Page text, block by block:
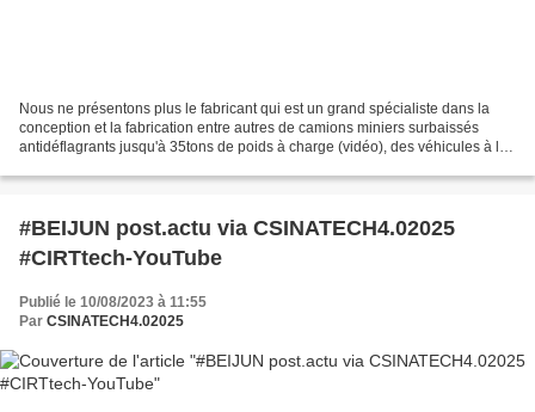
Nous ne présentons plus le fabricant qui est un grand spécialiste dans la
conception et la fabrication entre autres de camions miniers surbaissés
antidéflagrants jusqu'à 35tons de poids à charge (vidéo), des véhicules à la
#BEIJUN post.actu via CSINATECH4.02025
#CIRTtech-YouTube
Publié le 10/08/2023 à 11:55
Par CSINATECH4.02025